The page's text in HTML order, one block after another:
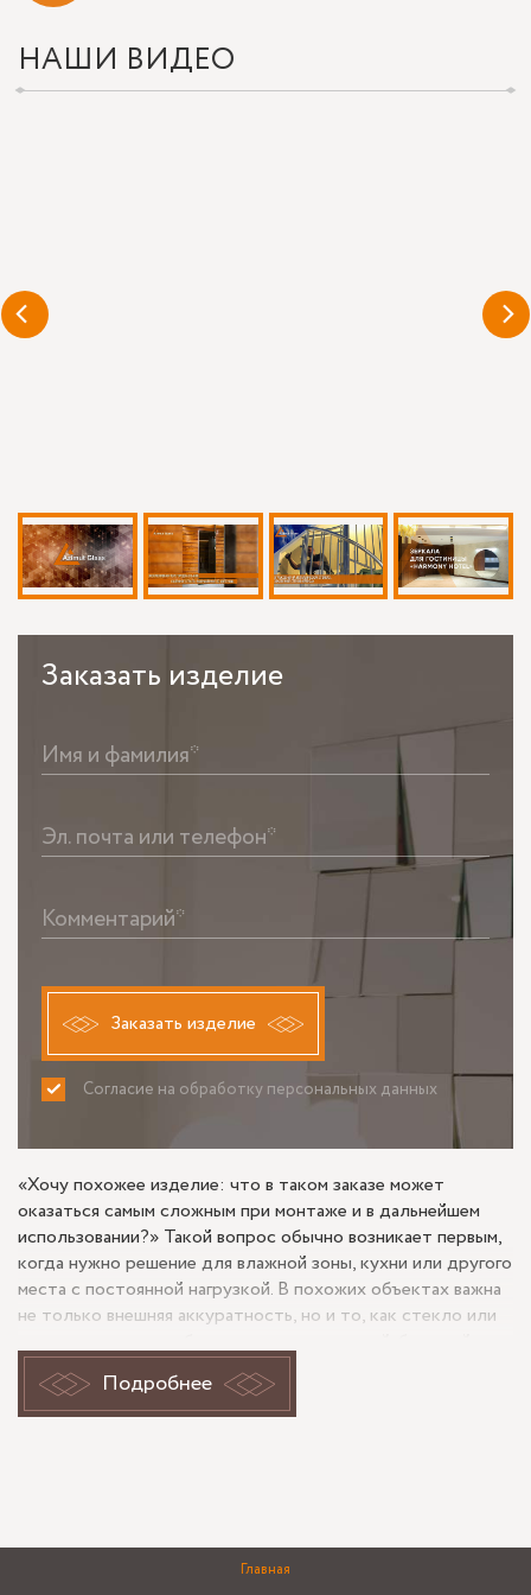
НАШИ ВИДЕО
Заказать изделие
Имя и фамилия*
Эл. почта или телефон*
Комментарий*
Заказать изделие
Согласие на обработку персональных данных
ПРИНИМАЮ НЕ ПРИНИМАЮ
«Хочу похожее изделие: что в таком заказе может
оказаться самым сложным при монтаже и в дальнейшем
использовании?» Такой вопрос обычно возникает первым,
когда нужно решение для влажной зоны, кухни или другого
места с постоянной нагрузкой. В похожих объектах важна
не только внешняя аккуратность, но и то, как стекло или
химией, паром и регулярной уборкой.
боится влаги, не перегружает помещение и остается
удобной в уходе. При этом на реальном объекте
Подробнее
Главная